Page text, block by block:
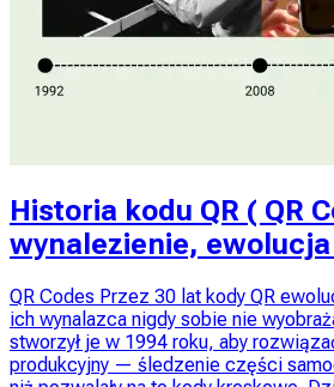
Historia kodu QR ( QR
wynalezienie, ewolucja
QR Codes Przez 30 lat kody QR
ich wynalazca nigdy sobie nie
stworzył je w 1994 roku, aby
produkcyjny — śledzenie części